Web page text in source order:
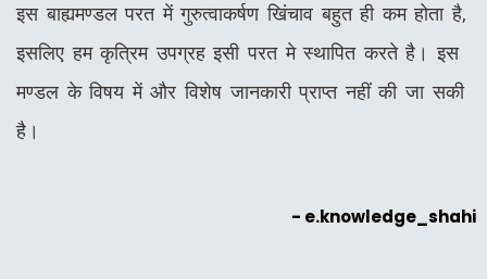
इस बाह्यमण्डल परत में गुरुत्वाकर्षण खिंचाव बहुत ही कम होता है,
इसलिए हम कृत्रिम उपग्रह इसी परत मे स्थापित करते है। इस
मण्डल के विषय में और विशेष जानकारी प्राप्त नहीं की जा सकी
है।
- e.knowledge_shahi